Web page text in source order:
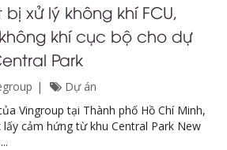
xử lý không khí FCU,
khí cục bộ cho dự
Park
Dự án
Vingroup tại Thành phố Hồ Chí Minh,
lấy cảm hứng từ khu Central Park New